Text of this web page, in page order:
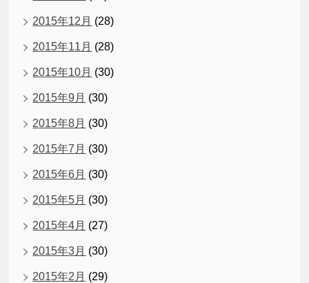
2015年12月 (28)
2015年11月 (28)
2015年10月 (30)
2015年9月 (30)
2015年8月 (30)
2015年7月 (30)
2015年6月 (30)
2015年5月 (30)
2015年4月 (27)
2015年3月 (30)
2015年2月 (29)